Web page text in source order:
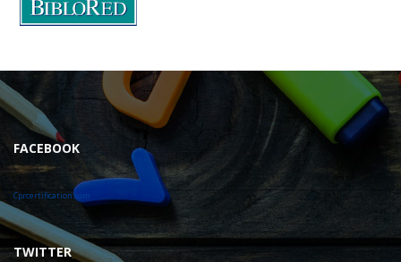
FACEBOOK
Cprcertification.com
TWITTER